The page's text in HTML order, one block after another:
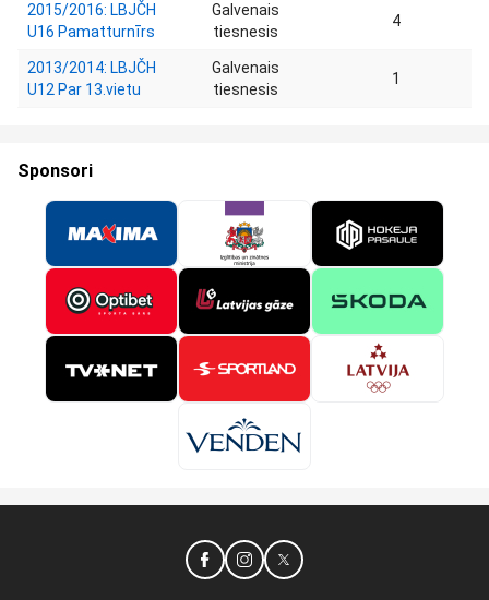
2015/2016: LBJČH
U16 Pamatturnīrs
Galvenais
tiesnesis
4
2013/2014: LBJČH
U12 Par 13.vietu
Galvenais
tiesnesis
1
Sponsori